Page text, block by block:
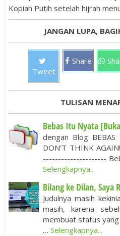
Kopiah Putih setelah hijrah
JANGAN LUPA,
Tweet
Share
TULISAN
Bebas Itu Nyata
dengan Blog BEBAS
DON'T THINK
---------------------
Selengkapnya...
Bilang ke Dilan, Saya
Judulnya masih
masih, karena
membuat status yang
… Selengkapnya...